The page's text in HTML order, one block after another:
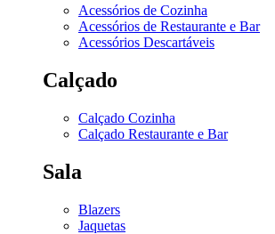
Acessórios de Cozinha
Acessórios de Restaurante e Bar
Acessórios Descartáveis
Calçado
Calçado Cozinha
Calçado Restaurante e Bar
Sala
Blazers
Jaquetas